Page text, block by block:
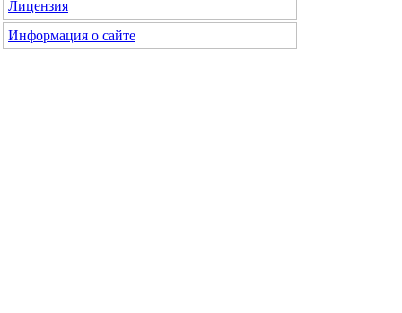
Лицензия
Информация о сайте